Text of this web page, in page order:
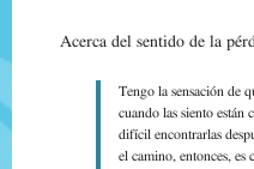
Acerca del sentido de la
Tengo la sensación de
cuando las siento
difícil encontrarlas
el camino, entonces, es